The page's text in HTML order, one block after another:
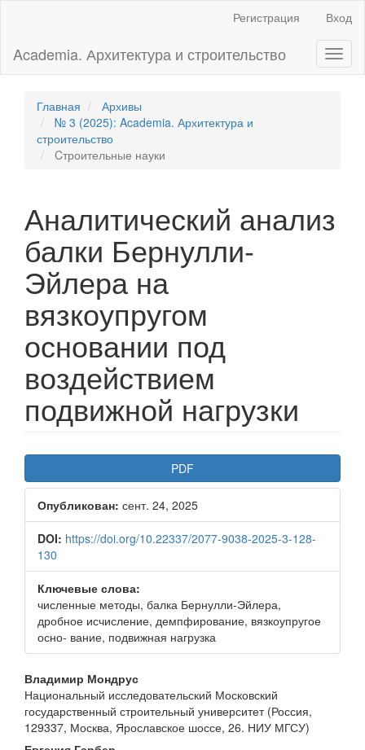
Основное
содержимое
панель
Регистрация Вход
Academia. Архитектура и строительство
Главная
Архивы
№ 3 (2025): Academia. Архитектура и
строительство
Cтроительные науки
Аналитический анализ
балки Бернулли-
Эйлера на
вязкоупругом
основании под
воздействием
подвижной нагрузки
Боковая
панель
статьи
PDF
Опубликован: сент. 24, 2025
DOI: https://doi.org/10.22337/2077-9038-2025-3-128-
130
Ключевые слова:
численные методы, балка Бернулли-Эйлера,
дробное исчисление, демпфирование, вязкоупругое
осно- вание, подвижная нагрузка
Основное
содержимое
статьи
Владимир Мондрус
Национальный исследовательский Московский
государственный строительный университет (Россия,
129337, Москва, Ярославское шоссе, 26. НИУ МГСУ)